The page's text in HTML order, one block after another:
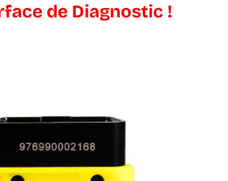
de Diagnostic !